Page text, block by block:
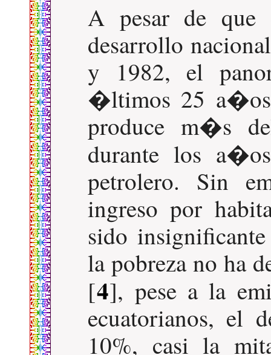
A pesar de
desarrollo
y 1982, el
�ltimos 25
produce m�s
durante los
petrolero. Sin
ingreso por
sido
la pobreza no ha
[4], pese a la
ecuatorianos, el
10%, casi la